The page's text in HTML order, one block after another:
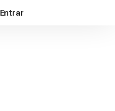
Entrar